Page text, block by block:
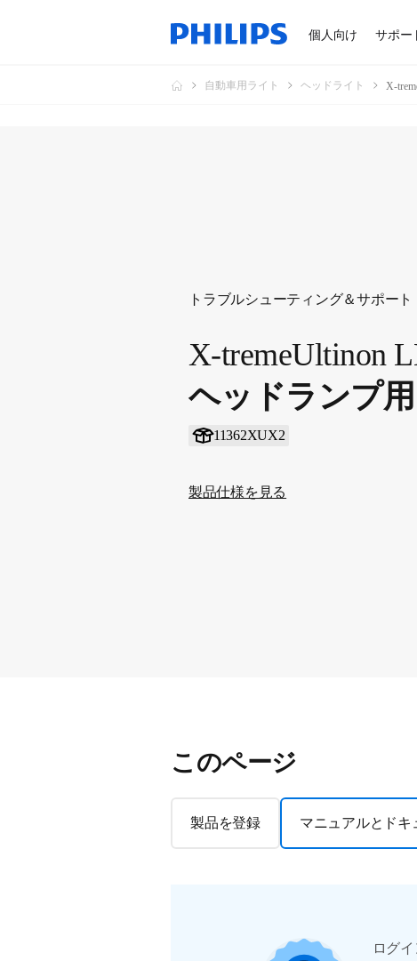
個人向け サポー
自動車用ライト ヘッドライト X-
トラブルシューティング＆サポート
X-tremeUltinon
ヘッドランプ
11362XUX2
製品仕様を見る
このページ
製品を登録 マニュアルとドキ
ログ